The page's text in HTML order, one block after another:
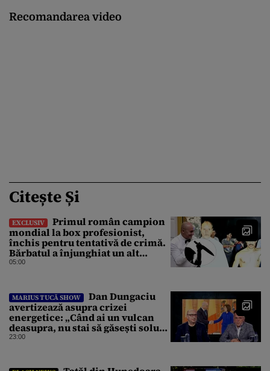
Recomandarea video
Citește Și
EXCLUSIV
Primul român campion
mondial la box profesionist,
închis pentru tentativă de crimă.
Bărbatul a înjunghiat un alt
interlop periculos
05:00
MARIUS TUCĂ SHOW
Dan Dungaciu
avertizează asupra crizei
energetice: „Când ai un vulcan
deasupra, nu stai să găsești soluții
cu leucoplast”
23:00